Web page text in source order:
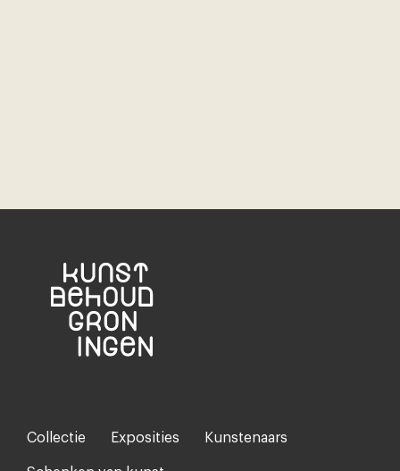
Footer-
menu
Collectie Exposities Kunstenaars